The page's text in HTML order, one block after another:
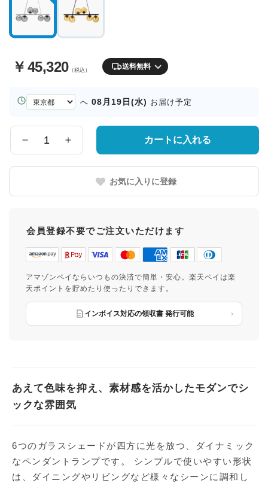
￥ 45,320（税込） 送料無料
お
届
県
へ 08月19日(水) お届け予定
量
カートに入れる
お気に入りに登録
会員登録不要でご注文いただけます
アマゾンペイならいつもの決済で簡単・安心。楽天ペイは楽
天ポイントを貯めたり使ったりできます。
インボイス対応の領収書 発行可能
あえて色味を抑え、素材感を活かしたモダンでシ
ックな雰囲気
6つのガラスシェードが四方に光を放つ、ダイナミック
なペンダントランプです。 シンプルで使いやすい形状
は、ダイニングやリビングなど様々なシーンに調和し